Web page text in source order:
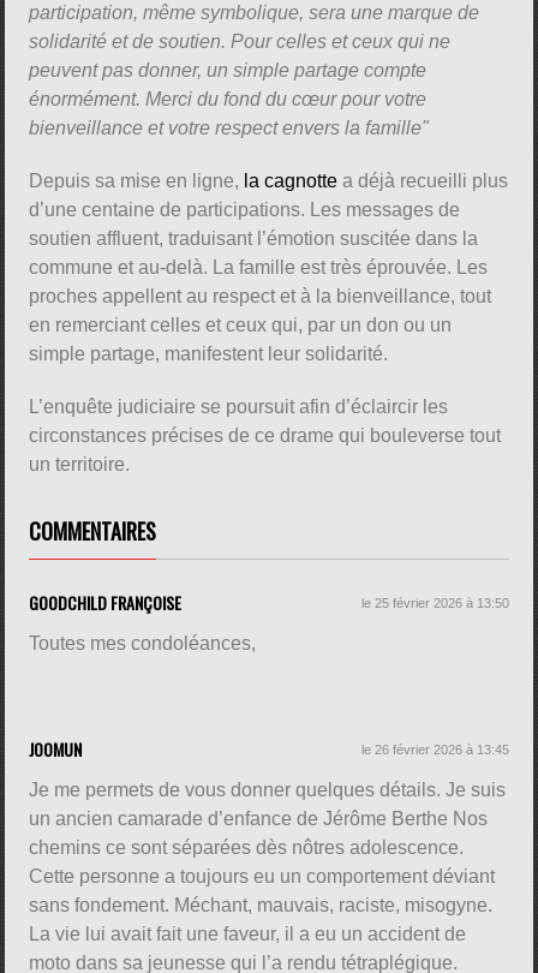
participation, même symbolique, sera une marque de
solidarité et de soutien. Pour celles et ceux qui ne
peuvent pas donner, un simple partage compte
énormément. Merci du fond du cœur pour votre
bienveillance et votre respect envers la famille"
Depuis sa mise en ligne, la cagnotte a déjà recueilli plus
d’une centaine de participations. Les messages de
soutien affluent, traduisant l’émotion suscitée dans la
commune et au-delà. La famille est très éprouvée. Les
proches appellent au respect et à la bienveillance, tout
en remerciant celles et ceux qui, par un don ou un
simple partage, manifestent leur solidarité.
L’enquête judiciaire se poursuit afin d’éclaircir les
circonstances précises de ce drame qui bouleverse tout
un territoire.
COMMENTAIRES
GOODCHILD FRANÇOISE le 25 février 2026 à 13:50
Toutes mes condoléances,
JOOMUN le 26 février 2026 à 13:45
Je me permets de vous donner quelques détails. Je suis
un ancien camarade d’enfance de Jérôme Berthe Nos
chemins ce sont séparées dès nôtres adolescence.
Cette personne a toujours eu un comportement déviant
sans fondement. Méchant, mauvais, raciste, misogyne.
La vie lui avait fait une faveur, il a eu un accident de
moto dans sa jeunesse qui l’a rendu tétraplégique.